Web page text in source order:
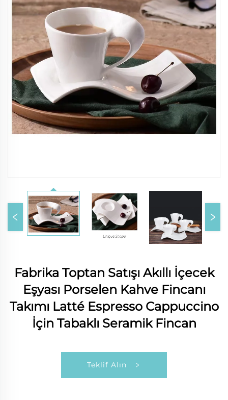
Fabrika Toptan Satışı Akıllı İçecek
Eşyası Porselen Kahve Fincanı
Takımı Latté Espresso Cappuccino
İçin Tabaklı Seramik Fincan
Teklif Alın